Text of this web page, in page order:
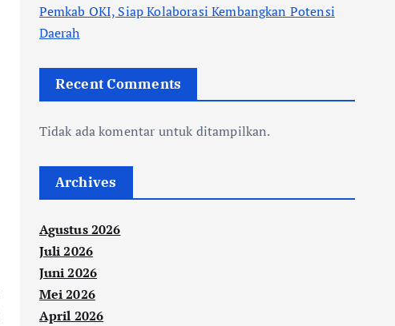
Pemkab OKI, Siap Kolaborasi Kembangkan Potensi
Daerah
Recent Comments
Tidak ada komentar untuk ditampilkan.
Archives
Agustus 2026
Juli 2026
Juni 2026
Mei 2026
April 2026